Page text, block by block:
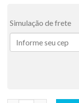
Simulação de frete